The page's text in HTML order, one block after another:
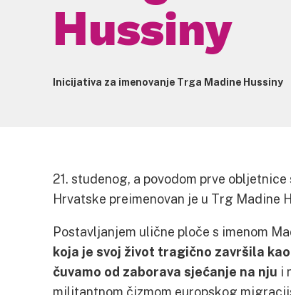
Hussiny
Inicijativa za imenovanje Trga Madine Hussiny
21. studenog, a povodom prve
Hrvatske preimenovan je u Trg Madine
Postavljanjem ulične ploče s imenom
koja je svoj život tragično završila
čuvamo od zaborava sjećanje na nju i
militantnom čizmom europskog